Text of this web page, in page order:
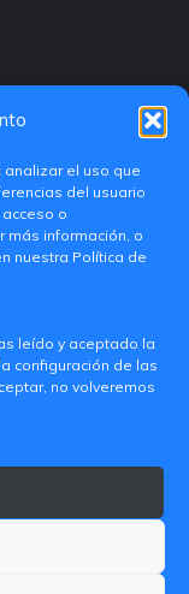
el uso que
del usuario
o
más información, o
nuestra Política de
leído y aceptado la
configuración de las
no volveremos